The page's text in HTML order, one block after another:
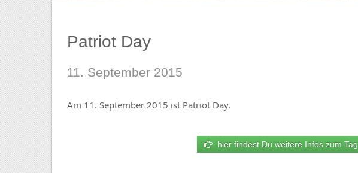
Patriot Day
11. September 2015
Am 11. September 2015 ist Patriot Day.
hier findest Du weitere Infos zum Tag